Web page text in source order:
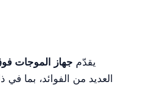
يقدّم جهاز الموجات